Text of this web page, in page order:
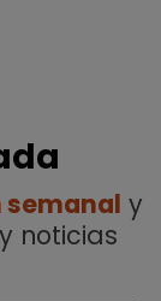
y
noticias